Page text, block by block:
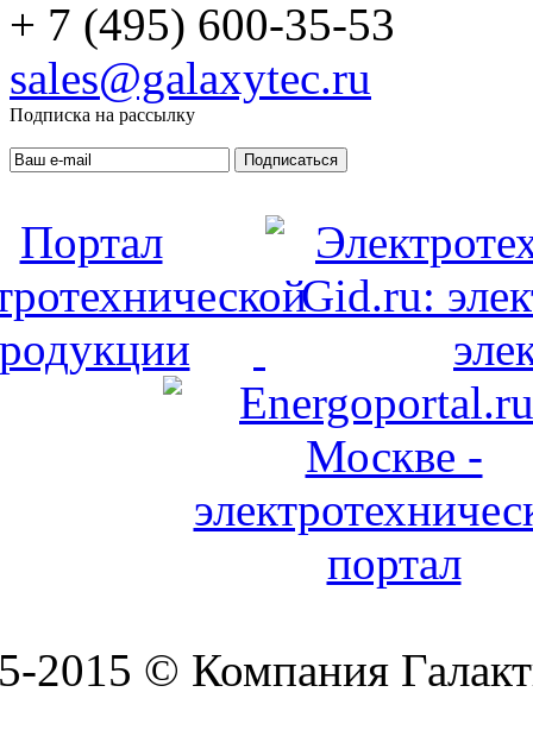
+ 7 (495) 600-35-53
sales@galaxytec.ru
Подписка на рассылку
Подписаться
2015 © Компания